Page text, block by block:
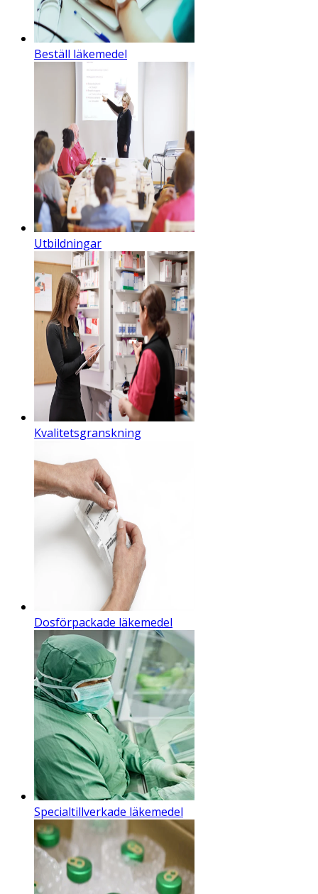
Beställ läkemedel
Utbildningar
Kvalitetsgranskning
Dosförpackade läkemedel
Specialtillverkade läkemedel